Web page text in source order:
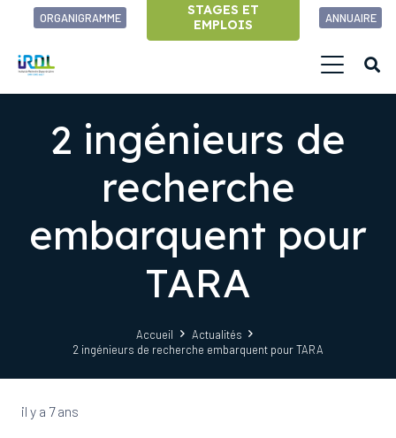
ORGANIGRAMME
STAGES ET
EMPLOIS
ANNUAIRE
2 ingénieurs de
recherche
embarquent pour
TARA
Accueil
Actualités
2 ingénieurs de recherche embarquent pour TARA
il y a 7 ans